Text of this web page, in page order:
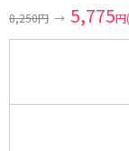
8,250円 → 5,775円